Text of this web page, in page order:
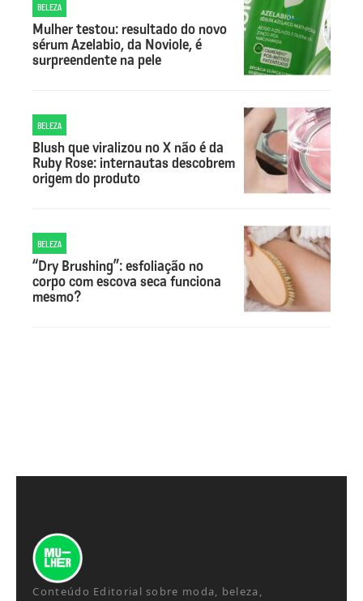
BELEZA
Mulher testou: resultado do novo
sérum Azelabio, da Noviole, é
surpreendente na pele
BELEZA
Blush que viralizou no X não é da
Ruby Rose: internautas descobrem
origem do produto
BELEZA
“Dry Brushing”: esfoliação no
corpo com escova seca funciona
mesmo?
Conteúdo Editorial sobre moda, beleza,